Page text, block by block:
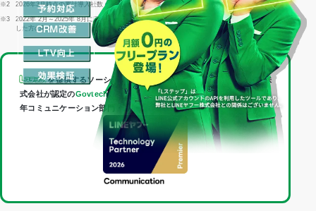
を提供するソーシャルデータバンク株式会社は、
LINEヤフー株
式会社が認定のGovtech Partnerであり、Technology Partner（2026
年コミュニケーション部門・最上位「Premier」）に認定されました。
※2 2026年3月時点の累計導入社数
※3
2022年 2月～2025年 8月に回答した個別相談サポートアンケート1316件のうち「満足」と回答
した方の割合